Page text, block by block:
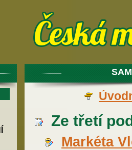
Ze třetí
Markéta